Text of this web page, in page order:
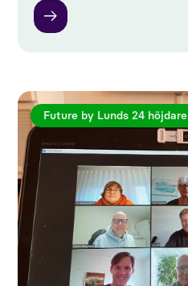
Future by Lunds 24 höjdare